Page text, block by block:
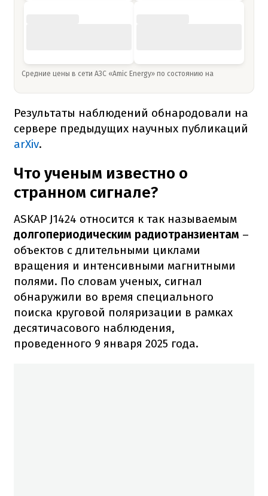
Средние цены в сети АЗС «Amic Energy» по состоянию на
Результаты наблюдений обнародовали на
сервере предыдущих научных публикаций
arXiv.
Что ученым известно о
странном сигнале?
ASKAP J1424 относится к так называемым
долгопериодическим радиотранзиентам –
объектов с длительными циклами
вращения и интенсивными магнитными
полями. По словам ученых, сигнал
обнаружили во время специального
поиска круговой поляризации в рамках
десятичасового наблюдения,
проведенного 9 января 2025 года.